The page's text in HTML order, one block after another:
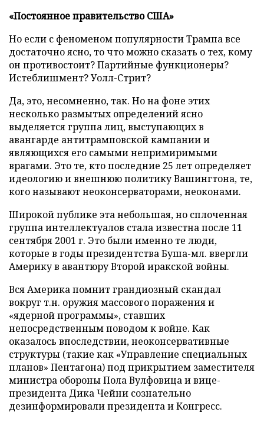
«Постоянное правительство США»
Но если с феноменом популярности Трампа все
достаточно ясно, то что можно сказать о тех, кому
он противостоит? Партийные функционеры?
Истеблишмент? Уолл-Стрит?
Да, это, несомненно, так. Но на фоне этих
несколько размытых определений ясно
выделяется группа лиц, выступающих в
авангарде антитрамповской кампании и
являющихся его самыми непримиримыми
врагами. Это те, кто последние 25 лет определяет
идеологию и внешнюю политику Вашингтона, те,
кого называют неоконсерваторами, неоконами.
Широкой публике эта небольшая, но сплоченная
группа интеллектуалов стала известна после 11
сентября 2001 г. Это были именно те люди,
которые в годы президентства Буша-мл. ввергли
Америку в авантюру Второй иракской войны.
Вся Америка помнит грандиозный скандал
вокруг т.н. оружия массового поражения и
«ядерной программы», ставших
непосредственным поводом к войне. Как
оказалось впоследствии, неоконсервативные
структуры (такие как «Управление специальных
планов» Пентагона) под прикрытием заместителя
министра обороны Пола Вулфовица и вице-
президента Дика Чейни сознательно
дезинформировали президента и Конгресс.